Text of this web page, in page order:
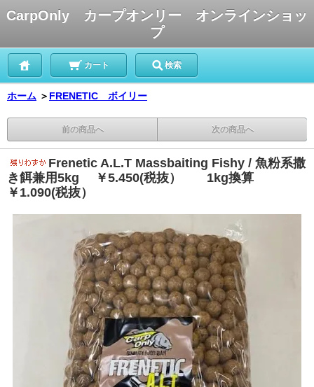
CarpOnly カープオンリー オンラインショッ
プ
カート 検索
ホーム ＞ FRENETIC ボイリー
前の商品へ 次の商品へ
Frenetic A.L.T Massbaiting Fishy / 魚粉系撒
き餌兼用5kg ￥5.450(税抜） 1kg換算
￥1.090(税抜）